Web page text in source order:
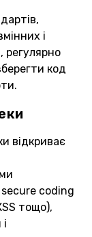
і
регулярно
код
відкриває
coding
тощо),